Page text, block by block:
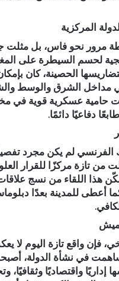
المركزية
مرور نحو فاس، بل مثلت
لحسم السيطرة على
الحصينة، كان
مداخل الشرق والوسط
حامية عسكرية قوية في
دفاعيًا دائمًا.
الفرنسي لم يكن مجرد
تازة مركزًا للقرار
هذا اللقاء من نسج
أعطى للمدينة بعدًا
فإن واقع تازة اليوم لا
ساهمت في نشأة الدولة،
إداريًا واقتصاديًا وثقافيًا،